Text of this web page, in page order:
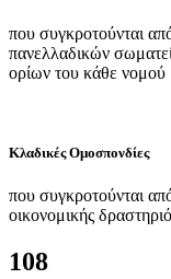
που συγκροτούνται
πανελλαδικών
ορίων του κάθε νομού
Κλαδικές Ομοσπονδίες
που συγκροτούνται
οικονομικής
108